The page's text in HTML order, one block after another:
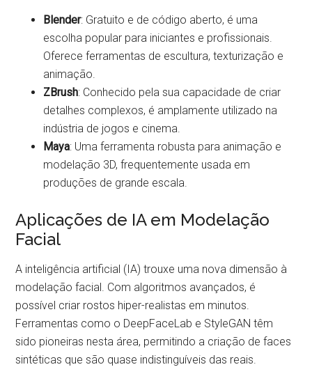
Blender: Gratuito e de código aberto, é uma
escolha popular para iniciantes e profissionais.
Oferece ferramentas de escultura, texturização e
animação.
ZBrush: Conhecido pela sua capacidade de criar
detalhes complexos, é amplamente utilizado na
indústria de jogos e cinema.
Maya: Uma ferramenta robusta para animação e
modelação 3D, frequentemente usada em
produções de grande escala.
Aplicações de IA em Modelação
Facial
A inteligência artificial (IA) trouxe uma nova dimensão à
modelação facial. Com algoritmos avançados, é
possível criar rostos hiper-realistas em minutos.
Ferramentas como o DeepFaceLab e StyleGAN têm
sido pioneiras nesta área, permitindo a criação de faces
sintéticas que são quase indistinguíveis das reais.